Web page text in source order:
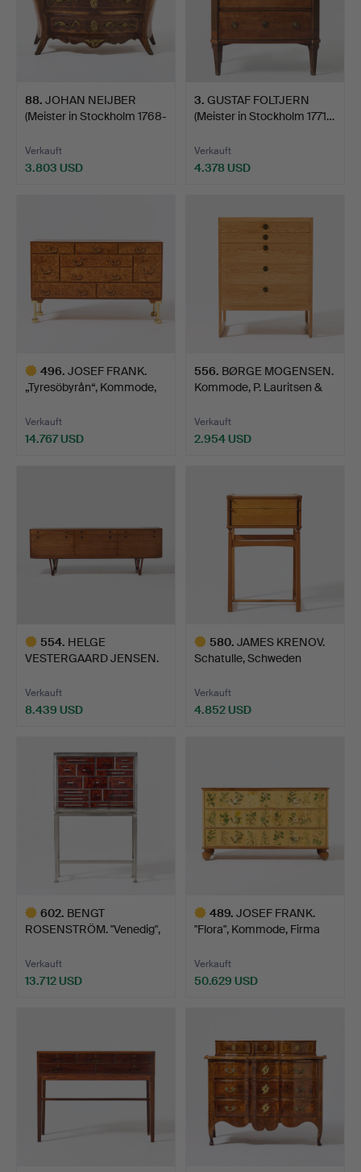
88. JOHAN NEIJBER
(Meister in Stockholm 1768-
Verkauft
3.803 USD
3. GUSTAF FOLTJERN
(Meister in Stockholm 1771…
Verkauft
4.378 USD
496. JOSEF FRANK.
„Tyresöbyrån“, Kommode,
Verkauft
14.767 USD
556. BØRGE MOGENSEN.
Kommode, P. Lauritsen &
Verkauft
2.954 USD
554. HELGE
VESTERGAARD JENSEN.
Verkauft
8.439 USD
580. JAMES KRENOV.
Schatulle, Schweden
Verkauft
4.852 USD
602. BENGT
ROSENSTRÖM. "Venedig",
Verkauft
13.712 USD
489. JOSEF FRANK.
"Flora", Kommode, Firma
Verkauft
50.629 USD